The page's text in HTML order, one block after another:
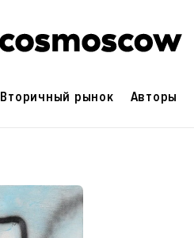
Вторичный рынок Авторы